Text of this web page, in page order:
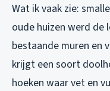
Wat ik vaak zie:
oude huizen werd de
bestaande muren en
krijgt een soort
hoeken waar vet en